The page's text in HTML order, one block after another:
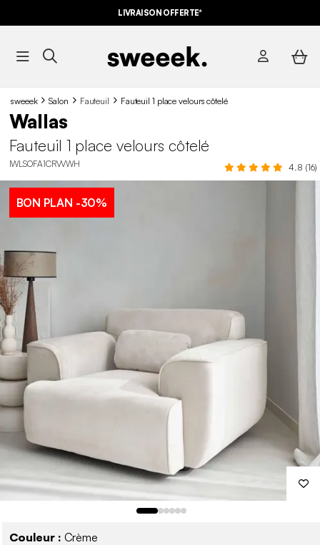
LIVRAISON OFFERTE*
sweeek Salon Fauteuil Fauteuil 1 place velours côtelé
Wallas
Fauteuil 1 place velours côtelé
IWLSOFA1CRVVWH 4.8 (16)
BON PLAN -30%
Couleur : Crème